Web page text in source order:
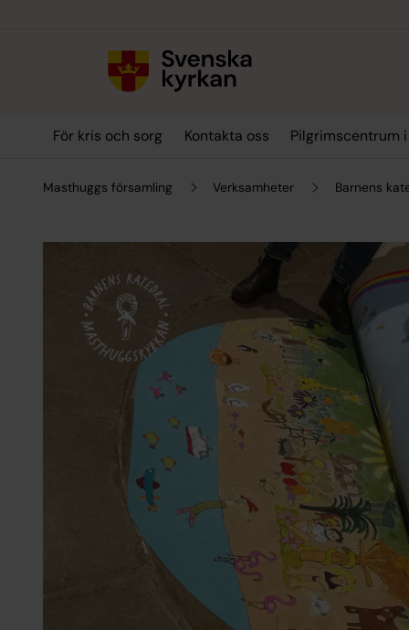
För kris och sorg Kontakta oss Pilgrimscentrum
Masthuggs församling Verksamheter Barnens